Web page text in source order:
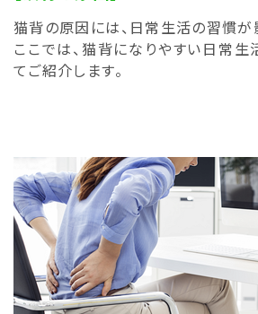
猫背の原因には、日常生活の習慣が
ここでは、猫背になりやすい日常
てご紹介します。